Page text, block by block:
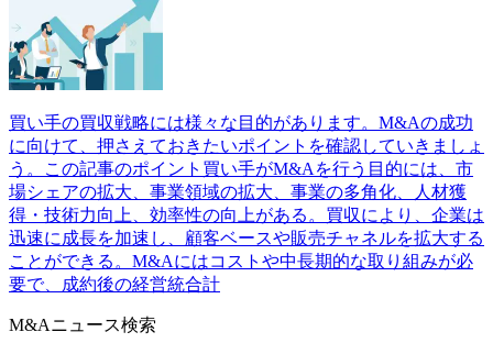
買い手の買収戦略には様々な目的があります。M&Aの成功
に向けて、押さえておきたいポイントを確認していきましょ
う。この記事のポイント買い手がM&Aを行う目的には、市
場シェアの拡大、事業領域の拡大、事業の多角化、人材獲
得・技術力向上、効率性の向上がある。買収により、企業は
迅速に成長を加速し、顧客ベースや販売チャネルを拡大する
ことができる。M&Aにはコストや中長期的な取り組みが必
要で、成約後の経営統合計
M&Aニュース検索